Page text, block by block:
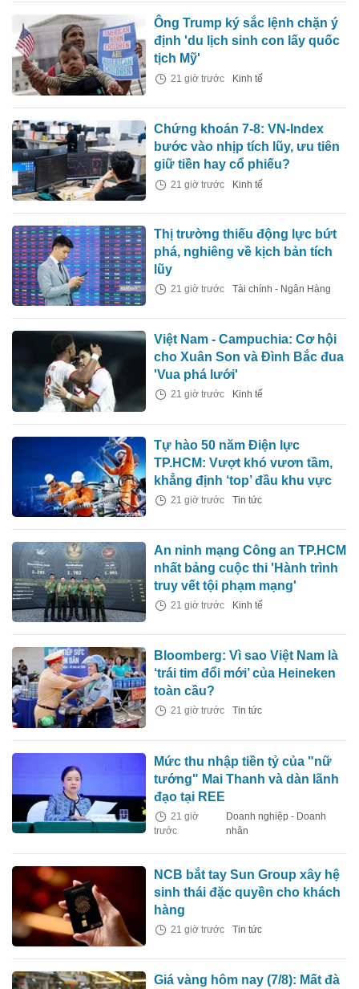
Ông Trump ký sắc lệnh chặn ý
định 'du lịch sinh con lấy quốc
tịch Mỹ'
21 giờ trước Kinh tế
Chứng khoán 7-8: VN-Index
bước vào nhịp tích lũy, ưu tiên
giữ tiền hay cổ phiếu?
21 giờ trước Kinh tế
Thị trường thiếu động lực bứt
phá, nghiêng về kịch bản tích
lũy
21 giờ trước Tài chính - Ngân Hàng
Việt Nam - Campuchia: Cơ hội
cho Xuân Son và Đình Bắc đua
'Vua phá lưới'
21 giờ trước Kinh tế
Tự hào 50 năm Điện lực
TP.HCM: Vượt khó vươn tầm,
khẳng định ‘top’ đầu khu vực
21 giờ trước Tin tức
An ninh mạng Công an TP.HCM
nhất bảng cuộc thi 'Hành trình
truy vết tội phạm mạng'
21 giờ trước Kinh tế
Bloomberg: Vì sao Việt Nam là
‘trái tim đổi mới’ của Heineken
toàn cầu?
21 giờ trước Tin tức
Mức thu nhập tiền tỷ của "nữ
tướng" Mai Thanh và dàn lãnh
đạo tại REE
21 giờ
trước
Doanh nghiệp - Doanh
nhân
NCB bắt tay Sun Group xây hệ
sinh thái đặc quyền cho khách
hàng
21 giờ trước Tin tức
Giá vàng hôm nay (7/8): Mất đà